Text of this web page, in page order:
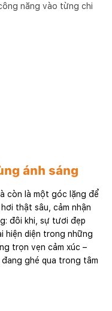
năng vào từng chi
ánh sáng
còn là một góc lặng để
thật sâu, cảm nhận
đôi khi, sự tươi đẹp
hiện diện trong những
trọn vẹn cảm xúc –
đang ghé qua trong tâm